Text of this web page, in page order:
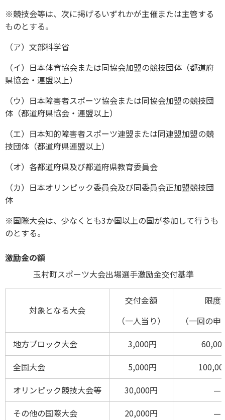
※競技会等は、次に掲げるいずれかが主催または主管する
ものとする。
（ア）文部科学省
（イ）日本体育協会または同協会加盟の競技団体（都道府
県協会・連盟以上）
（ウ）日本障害者スポーツ協会または同協会加盟の競技団
体（都道府県協会・連盟以上）
（エ）日本知的障害者スポーツ連盟または同連盟加盟の競
技団体（都道府県連盟以上）
（オ）各都道府県及び都道府県教育委員会
（カ）日本オリンピック委員会及び同委員会正加盟競技団
体
※国際大会は、少なくとも3か国以上の国が参加して行うも
のとする。
激励金の額
玉村町スポーツ大会出場選手激励金交付基準
対象となる大会
交付金額
（一人当り）
限度
（一回の
地方ブロック大会
3,000円
全国大会
5,000円
オリンピック競技大会等
30,000円
—
その他の国際大会
20,000円 —